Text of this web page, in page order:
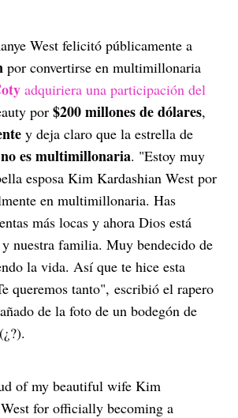
West felicitó públicamente a
por convertirse en multimillonaria
adquiriera una participación del
por $200 millones de dólares,
y deja claro que la estrella de
es multimillonaria. "Estoy muy
esposa Kim Kardashian West por
en multimillonaria. Has
más locas y ahora Dios está
nuestra familia. Muy bendecido de
la vida. Así que te hice esta
queremos tanto", escribió el rapero
de la foto de un bodegón de
of my beautiful wife Kim
for officially becoming a